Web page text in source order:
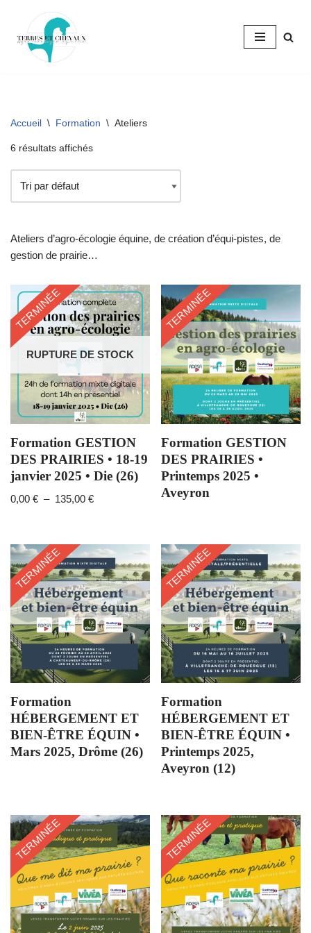
Aller
Accueil \ Formation \ Ateliers
6 résultats affichés
Ateliers d’agro-écologie équine, de création d’équi-pistes, de
gestion de prairie…
RUPTURE DE STOCK
TERMINÉE
Formation GESTION
DES PRAIRIES • 18-19
janvier 2025 • Die (26)
0,00 € – 135,00 €
TERMINÉE
Formation GESTION
DES PRAIRIES •
Printemps 2025 •
Aveyron
TERMINÉE
Formation
HÉBERGEMENT ET
BIEN-ÊTRE ÉQUIN •
Mars 2025, Drôme (26)
TERMINÉE
Formation
HÉBERGEMENT ET
BIEN-ÊTRE ÉQUIN •
Printemps 2025,
Aveyron (12)
TERMINÉE TERMINÉE